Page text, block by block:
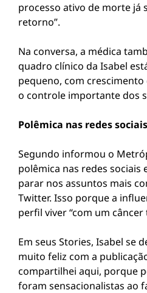
processo ativo de morte já
retorno”.
Na conversa, a médica
quadro clínico da Isabel
pequeno, com
o controle importante dos
Polêmica nas redes sociais
Segundo informou o
polêmica nas redes sociais
parar nos assuntos mais
Twitter. Isso porque a
perfil viver “com um câncer
Em seus Stories, Isabel se
muito feliz com a
compartilhei aqui, porque
foram sensacionalistas ao